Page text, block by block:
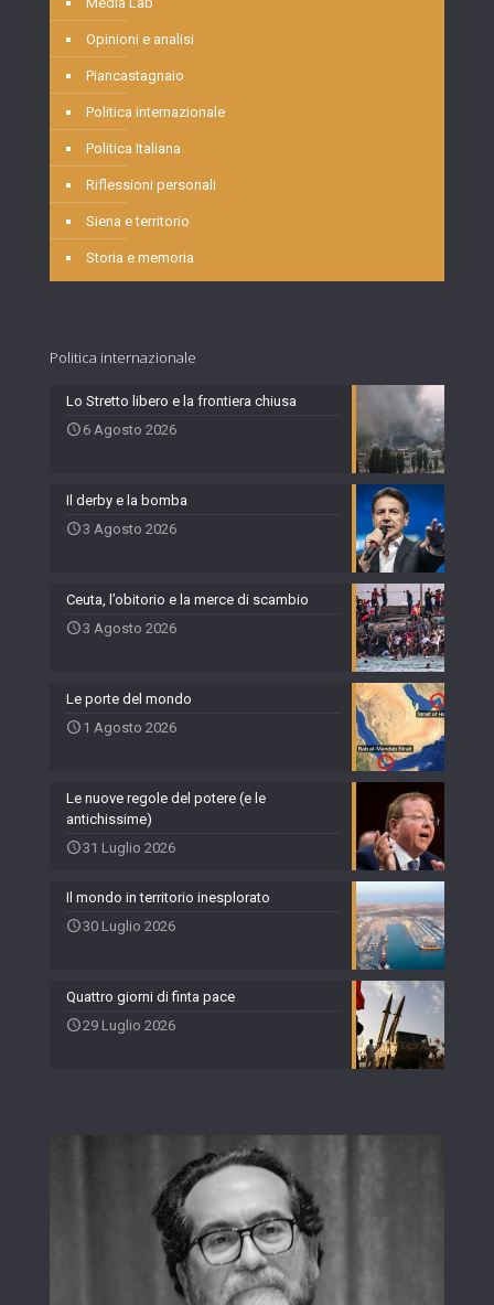
Opinioni e analisi
Piancastagnaio
Politica internazionale
Politica Italiana
Riflessioni personali
Siena e territorio
Storia e memoria
Politica internazionale
Lo Stretto libero e la frontiera chiusa
6 Agosto 2026
Il derby e la bomba
3 Agosto 2026
Ceuta, l’obitorio e la merce di scambio
3 Agosto 2026
Le porte del mondo
1 Agosto 2026
Le nuove regole del potere (e le
antichissime)
31 Luglio 2026
Il mondo in territorio inesplorato
30 Luglio 2026
Quattro giorni di finta pace
29 Luglio 2026